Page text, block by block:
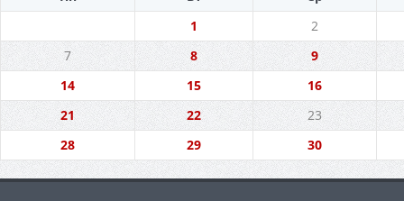
1
2
7
8
9
14
15
16
21
22
23
28
29 30